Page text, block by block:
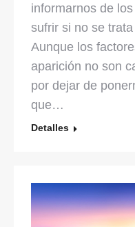
informarnos de
sufrir si no se
Aunque los
aparición no son
por dejar de
que…
Detalles